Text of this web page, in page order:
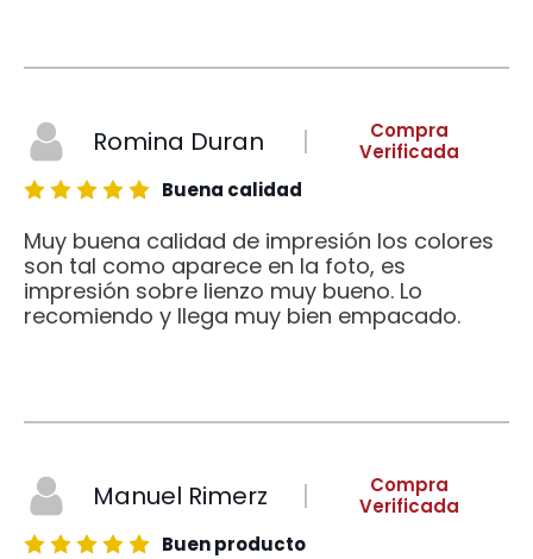
Romina Duran
Compra
Verificada
Buena calidad
Muy buena calidad de impresión los colores
son tal como aparece en la foto, es
impresión sobre lienzo muy bueno. Lo
recomiendo y llega muy bien empacado.
Manuel Rimerz
Compra
Verificada
Buen producto